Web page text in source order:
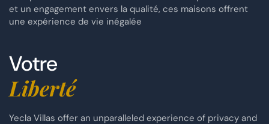
et un engagement envers la qualité, ces maisons offrent
une expérience de vie inégalée
Votre
Liberté
Yecla Villas offer an unparalleled experience of privacy and